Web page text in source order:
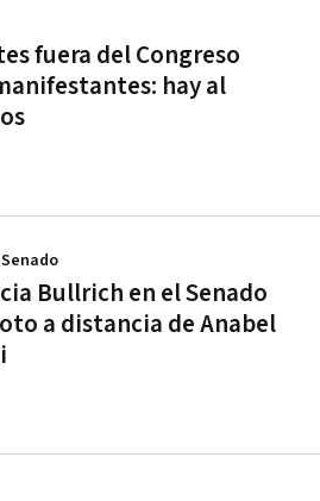
fuera del Congreso
hay al
Bullrich en el Senado
a distancia de Anabel